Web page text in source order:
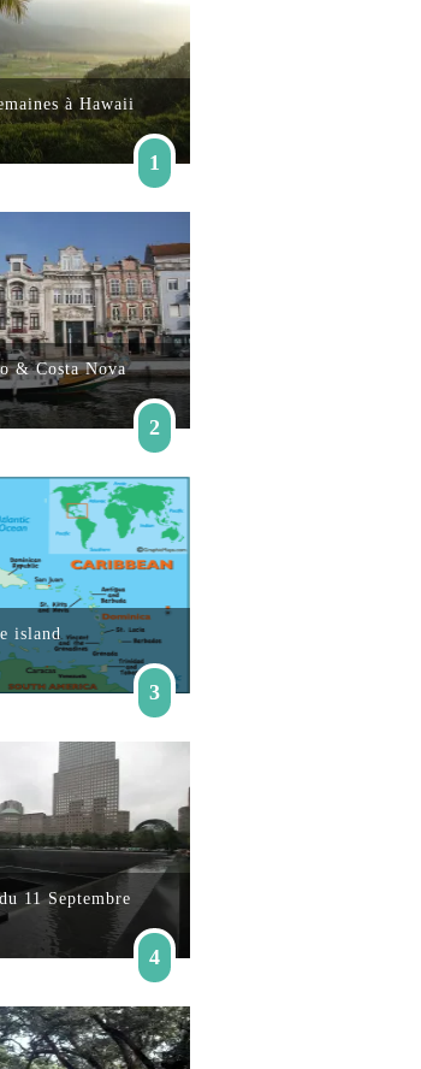
à Hawaii
1
& Costa Nova
2
island
3
11 Septembre
4